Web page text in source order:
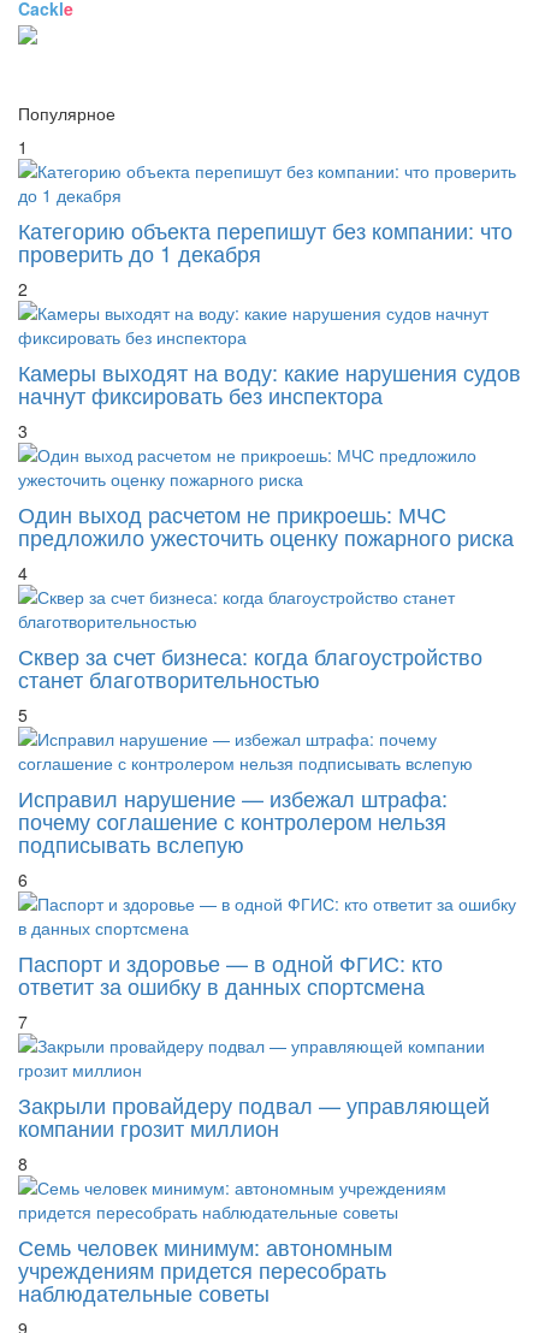
Comments are disabled
Cackl
Популярное
1
Категорию объекта перепишут без компании: что
проверить до 1 декабря
2
Камеры выходят на воду: какие нарушения судов
начнут фиксировать без инспектора
3
Один выход расчетом не прикроешь: МЧС
предложило ужесточить оценку пожарного риска
4
Сквер за счет бизнеса: когда благоустройство
станет благотворительностью
5
Исправил нарушение — избежал штрафа:
почему соглашение с контролером нельзя
подписывать вслепую
6
Паспорт и здоровье — в одной ФГИС: кто
ответит за ошибку в данных спортсмена
7
Закрыли провайдеру подвал — управляющей
компании грозит миллион
8
Семь человек минимум: автономным
учреждениям придется пересобрать
наблюдательные советы